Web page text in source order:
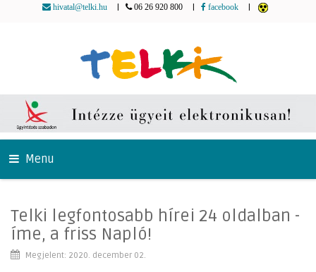
hivatal@telki.hu 06 26 920 800 facebook
Menu
Telki legfontosabb hírei 24 oldalban -
íme, a friss Napló!
Megjelent: 2020. december 02.